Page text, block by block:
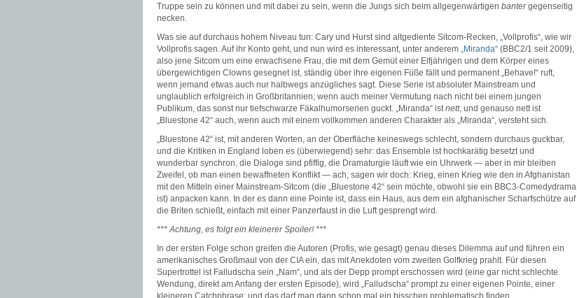
Truppe sein zu können und mit dabei zu sein, wenn die Jungs sich beim allgegenwärtigen bantergegenseitig
necken.
Was sie auf durchaus hohem Niveau tun: Cary und Hurst sind altgediente Sitcom-Recken, „Vollprofis“, wie wir
Vollprofis sagen. Auf ihr Konto geht, und nun wird es interessant, unter anderem „Miranda“ (BBC2/1 seit 2009),
also jene Sitcom um eine erwachsene Frau, die mit dem Gemüt einer Elfjährigen und dem Körper eines
übergewichtigen Clowns gesegnet ist, ständig über ihre eigenen Füße fällt und permanent „Behave!“ ruft,
wenn jemand etwas auch nur halbwegs anzügliches sagt. Diese Serie ist absoluter Mainstream und
unglaublich erfolgreich in Großbritannien; wenn auch meiner Vermutung nach nicht bei einem jungen
Publikum, das sonst nur tiefschwarze Fäkalhumorserien guckt. „Miranda“ istnett, und genauso nett ist
„Bluestone 42“ auch, wenn auch mit einem vollkommen anderen Charakter als „Miranda“, versteht sich.
„Bluestone 42“ ist, mit anderen Worten, an der Oberfläche keineswegs schlecht, sondern durchaus guckbar,
und die Kritiken in England loben es (überwiegend) sehr: das Ensemble ist hochkarätig besetzt und
wunderbar synchron, die Dialoge sind pfiffig, die Dramaturgie läuft wie ein Uhrwerk — aber in mir bleiben
Zweifel, ob man einen bewaffneten Konflikt — ach, sagen wir doch: Krieg, einen Krieg wie den in Afghanistan
mit den Mitteln einer Mainstream-Sitcom (die „Bluestone 42“ sein möchte, obwohl sie ein BBC3-Comedydrama
ist) anpacken kann. In der es dann eine Pointe ist, dass ein Haus, aus dem ein afghanischer Scharfschütze auf
die Briten schießt, einfach mit einer Panzerfaust in die Luft gesprengt wird.
*** Achtung, es folgt ein kleinerer Spoiler! ***
In der ersten Folge schon greifen die Autoren (Profis, wie gesagt) genau dieses Dilemma auf und führen ein
amerikanisches Großmaul von der CIA ein, das mit Anekdoten vom zweiten Golfkrieg prahlt. Für diesen
Supertrottel ist Falludscha sein „Nam“, und als der Depp prompt erschossen wird (eine gar nicht schlechte
Wendung, direkt am Anfang der ersten Episode), wird „Falludscha“ prompt zu einer eigenen Pointe, einer
kleineren Catchphrase; und das darf man dann schon mal ein bisschen problematisch finden.